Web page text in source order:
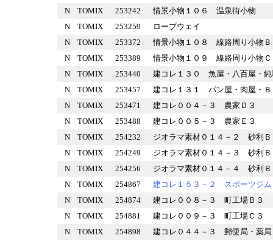
N
TOMIX 253242
情景小物１０６ 温泉街小物
N
TOMIX 253259
ロープウェイ
N
TOMIX 253372
情景小物１０８ 線路周り小
N
TOMIX 253389
情景小物１０９ 線路周り小
N
TOMIX 253440
建コレ１３０ 魚屋・八百屋
N
TOMIX 253457
建コレ１３１ パン屋・肉屋
N
TOMIX 253471
建コレ００４－３ 農家Ｄ３
N
TOMIX 253488
建コレ００５－３ 農家Ｅ３
N
TOMIX 254232
ジオラマ素材０１４－２ 砂
N
TOMIX 254249
ジオラマ素材０１４－３ 砂
N
TOMIX 254256
ジオラマ素材０１４－４ 砂
N
TOMIX 254867
建コレ１５３－２ スポーツ
N
TOMIX 254874
建コレ００８－３ 町工場Ｂ
N
TOMIX 254881
建コレ００９－３ 町工場Ｃ
N
TOMIX 254898
建コレ０４４－３ 郵便局・